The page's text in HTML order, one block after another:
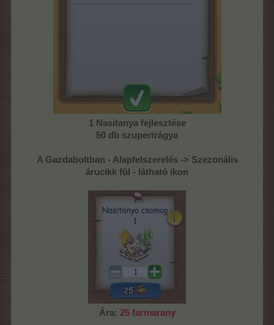
1 Nasitanya fejlesztése
50 db szupertrágya
A Gazdaboltban - Alapfelszerelés -> Szezonális
árucikk fül - látható ikon
Ára: 25 farmarany